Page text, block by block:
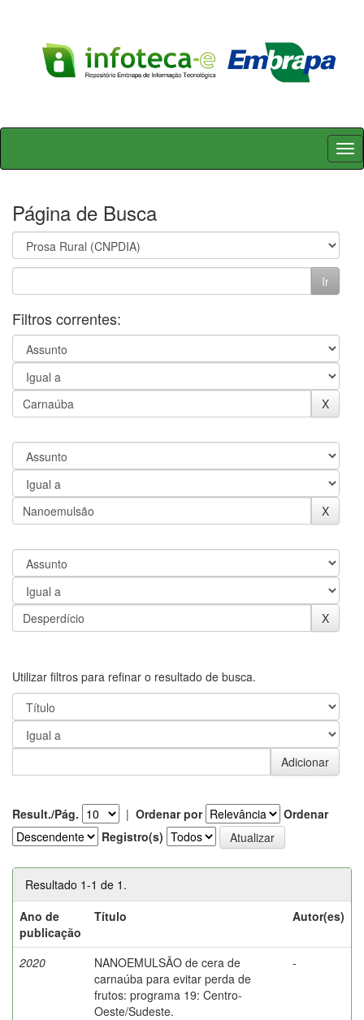
Skip
Página de Busca
Filtros correntes:
Utilizar filtros para refinar o resultado de busca.
Result./Pág. | Ordenar por
Ordenar
Registro(s)
Resultado 1-1 de 1.
Ano de
publicação
Título Autor(es)
2020
NANOEMULSÃO de cera de
carnaúba para evitar perda de
frutos: programa 19: Centro-
Oeste/Sudeste.
-